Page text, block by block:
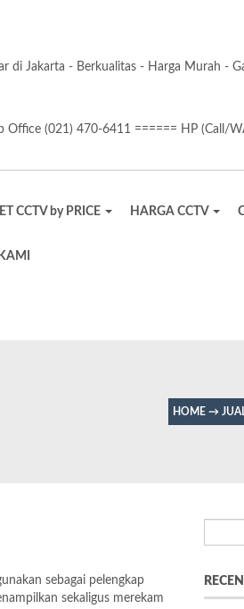
di Jakarta - Berkualitas - Harga Murah -
Office (021) 470-6411 ====== HP (Call/
CCTV by PRICE HARGA CCTV
HOME →
sebagai pelengkap
sekaligus merekam
for: